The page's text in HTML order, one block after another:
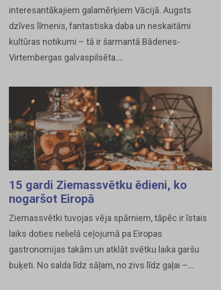
interesantākajiem galamērķiem Vācijā. Augsts
dzīves līmenis, fantastiska daba un neskaitāmi
kultūras notikumi – tā ir šarmantā Bādenes-
Virtembergas galvaspilsēta....
15 gardi Ziemassvētku ēdieni, ko
nogaršot Eiropā
Ziemassvētki tuvojas vēja spārniem, tāpēc ir īstais
laiks doties nelielā ceļojumā pa Eiropas
gastronomijas takām un atklāt svētku laika garšu
buķeti. No salda līdz sāļam, no zivs līdz gaļai –...